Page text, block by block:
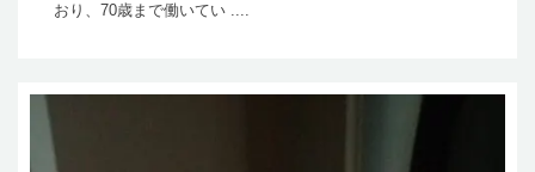
おり、70歳まで働いてい ....